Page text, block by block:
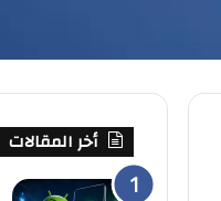
أخر المقالات